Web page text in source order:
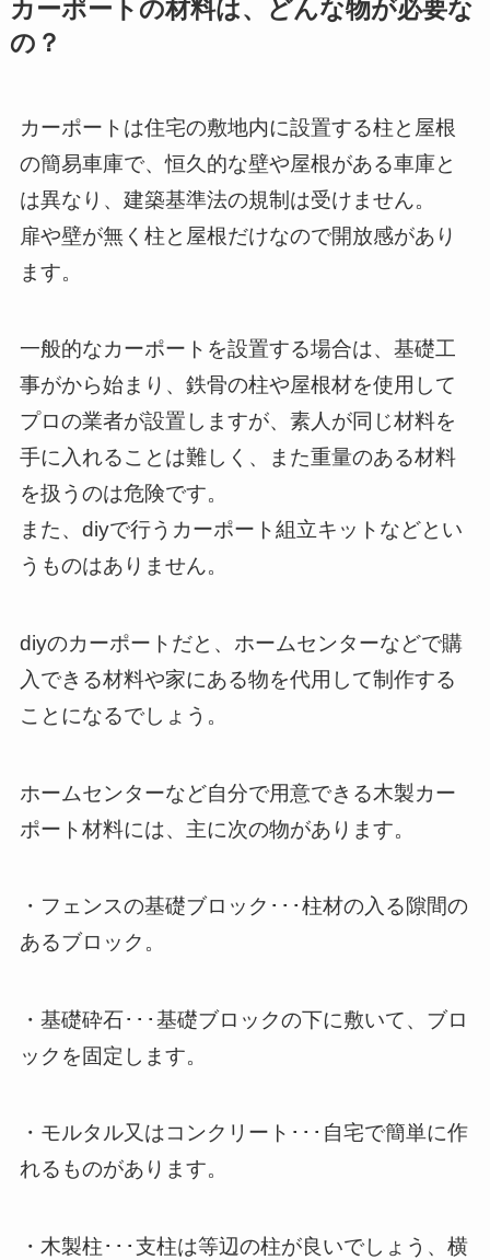
カーポートの材料は、どんな物が必要な
の？
カーポートは住宅の敷地内に設置する柱と屋根
の簡易車庫で、恒久的な壁や屋根がある車庫と
は異なり、建築基準法の規制は受けません。
扉や壁が無く柱と屋根だけなので開放感があり
ます。
一般的なカーポートを設置する場合は、基礎工
事がから始まり、鉄骨の柱や屋根材を使用して
プロの業者が設置しますが、素人が同じ材料を
手に入れることは難しく、また重量のある材料
を扱うのは危険です。
また、diyで行うカーポート組立キットなどとい
うものはありません。
diyのカーポートだと、ホームセンターなどで購
入できる材料や家にある物を代用して制作する
ことになるでしょう。
ホームセンターなど自分で用意できる木製カー
ポート材料には、主に次の物があります。
・フェンスの基礎ブロック･･･柱材の入る隙間の
あるブロック。
・基礎砕石･･･基礎ブロックの下に敷いて、ブロ
ックを固定します。
・モルタル又はコンクリート･･･自宅で簡単に作
れるものがあります。
・木製柱･･･支柱は等辺の柱が良いでしょう、横